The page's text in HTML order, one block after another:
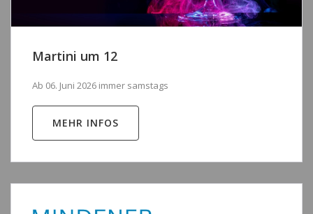
Martini um 12
Ab 06. Juni 2026 immer samstags
MEHR INFOS